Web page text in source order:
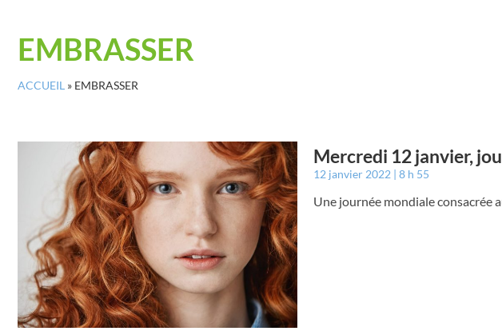
EMBRASSER
ACCUEIL » EMBRASSER
Mercredi 12 janvier,
12 janvier 2022 8 h 55
Une journée mondiale consacrée